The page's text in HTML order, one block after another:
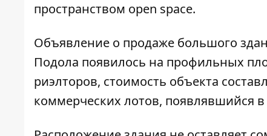
пространством open space.
Объявление о продаже большого
Подола появилось на профильных
риэлторов, стоимость объекта
коммерческих лотов, появлявшийся